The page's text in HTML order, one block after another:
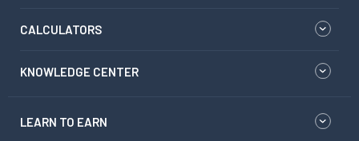
CALCULATORS
KNOWLEDGE CENTER
LEARN TO EARN